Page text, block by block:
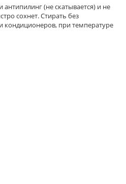
антипилинг (не скатывается) и не
сохнет. Стирать без
кондиционеров, при температуре